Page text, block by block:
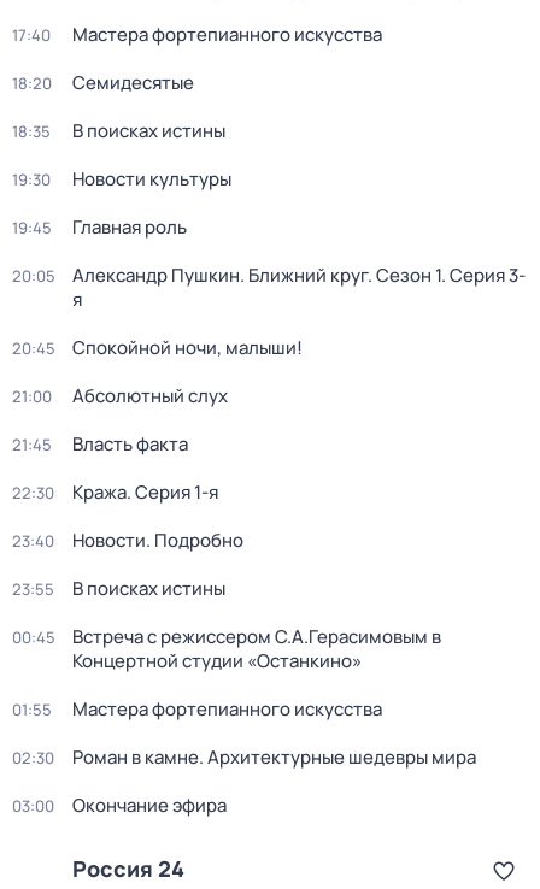
17:40 Мастера фортепианного искусства
18:20 Семидесятые
18:35 В поисках истины
19:30 Новости культуры
19:45 Главная роль
20:05 Александр Пушкин. Ближний круг. Сезон 1. Серия 3-
я
20:45 Спокойной ночи, малыши!
21:00 Абсолютный слух
21:45 Власть факта
22:30 Кража. Серия 1-я
23:40 Новости. Подробно
23:55 В поисках истины
00:45
Встреча с режиссером С.А.Герасимовым в
Концертной студии «Останкино»
01:55 Мастера фортепианного искусства
02:30 Роман в камне. Архитектурные шедевры мира
03:00 Окончание эфира
Россия 24